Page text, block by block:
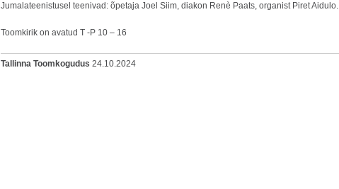
Jumalateenistusel teenivad: õpetaja Joel Siim, diakon Renè Paats, organist Piret Aidulo.
Toomkirik on avatud T -P 10 – 16
Tallinna Toomkogudus 24.10.2024